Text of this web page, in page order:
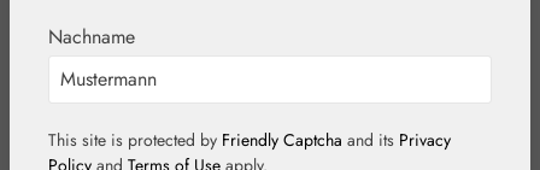
Iris Tropfen
Nachname
This site is protected by Friendly Captcha and its Privacy
Policy and Terms of Use apply.